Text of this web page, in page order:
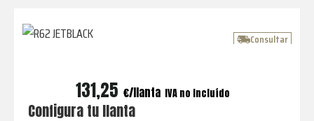
tu
coche,
de
Consultar
131,25 € IVA no incluído
Configura tu llanta